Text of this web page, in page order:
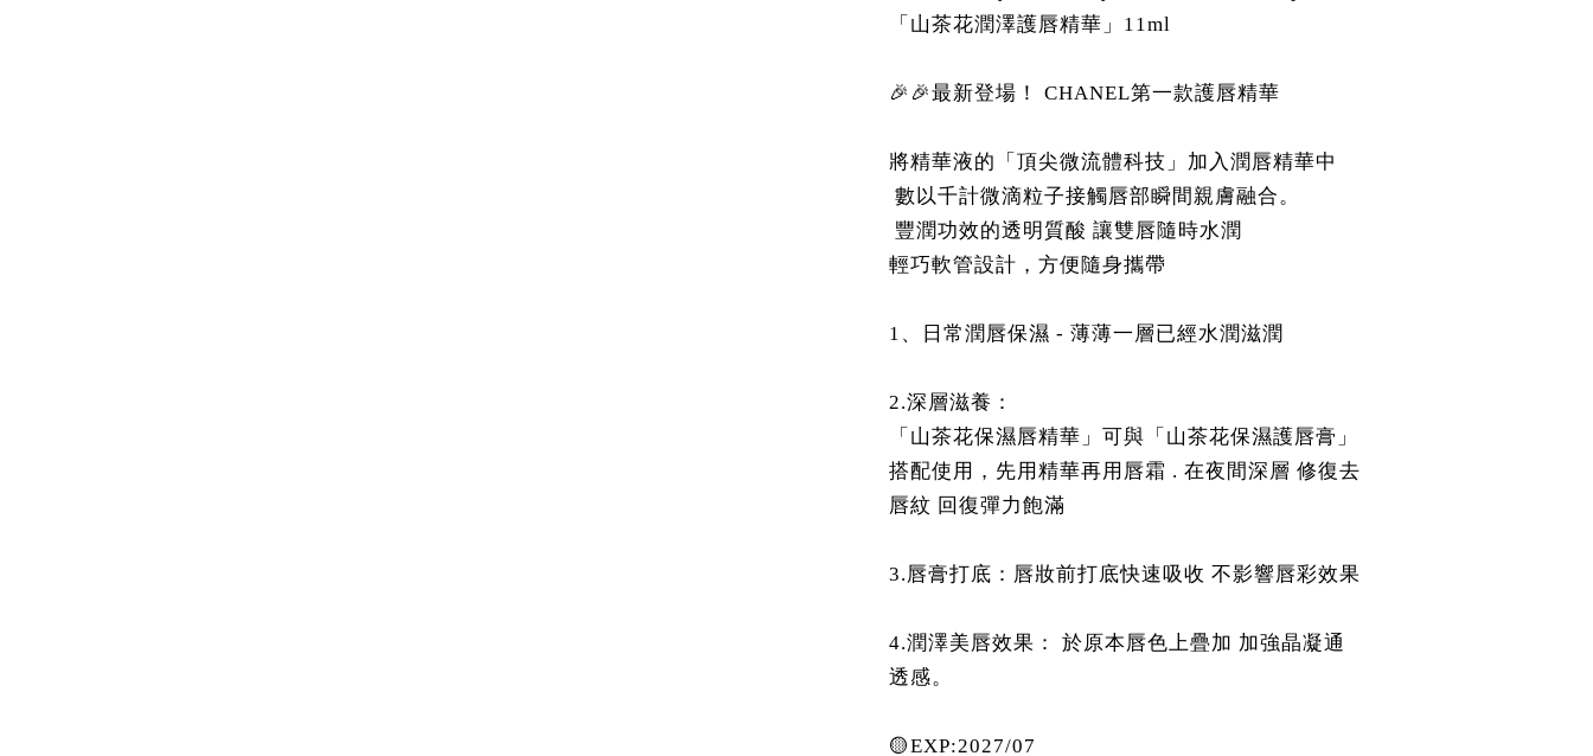
「山茶花潤澤護唇精華」11ml
🎉🎉最新登場！ CHANEL第一款護唇精華
將精華液的「頂尖微流體科技」加入潤唇精華中
數以千計微滴粒子接觸唇部瞬間親膚融合。
豐潤功效的透明質酸 讓雙唇隨時水潤
輕巧軟管設計，方便隨身攜帶
1、日常潤唇保濕 - 薄薄一層已經水潤滋潤
2.深層滋養：
「山茶花保濕唇精華」可與「山茶花保濕護唇膏」
搭配使用，先用精華再用唇霜 . 在夜間深層 修復去
唇紋 回復彈力飽滿
3.唇膏打底：唇妝前打底快速吸收 不影響唇彩效果
4.潤澤美唇效果： 於原本唇色上疊加 加強晶凝通
透感。
🟡EXP:2027/07